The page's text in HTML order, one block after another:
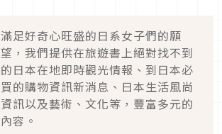
滿足好奇心旺盛的日系女子們的願
望，我們提供在旅遊書上絕對找不到
的日本在地即時觀光情報、到日本必
買的購物資訊新消息、日本生活風尚
資訊以及藝術、文化等，豐富多元的
內容。